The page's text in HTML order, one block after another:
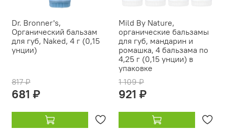
Dr. Bronner's,
Органический бальзам
для губ, Naked, 4 г (0,15
унции)
817 ₽
681 ₽
Mild By Nature,
органические бальзамы
для губ, мандарин и
ромашка, 4 бальзама по
4,25 г (0,15 унции) в
упаковке
1 109 ₽
921 ₽